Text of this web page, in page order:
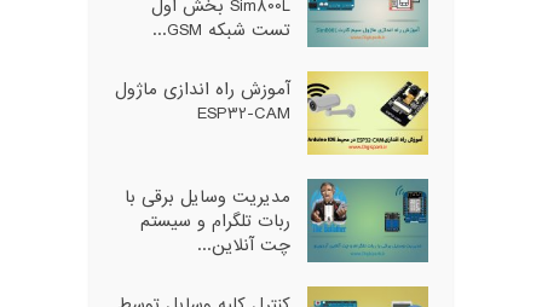
Sim800L بخش اول
تست شبکه GSM...
آموزش راه اندازی ماژول
ESP32-CAM
مدیریت وسایل برقی با
ربات تلگرام و سیستم
چت آنلاین...